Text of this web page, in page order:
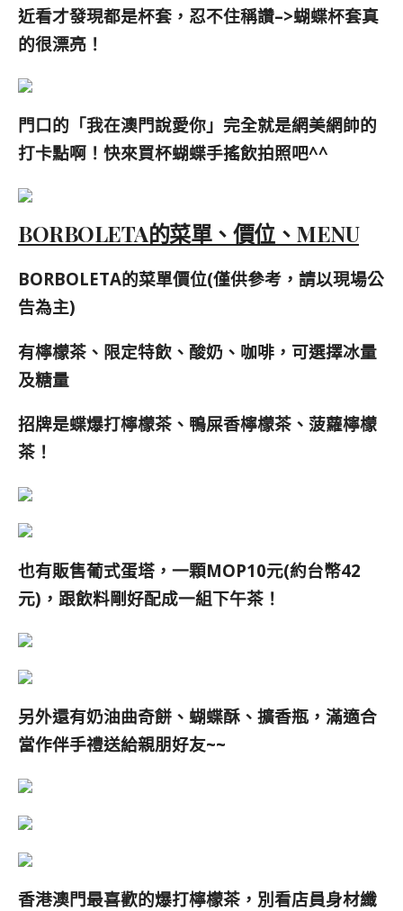
近看才發現都是杯套，忍不住稱讚–>蝴蝶杯套真
的很漂亮！
門口的「我在澳門說愛你」完全就是網美網帥的
打卡點啊！快來買杯蝴蝶手搖飲拍照吧^^
BORBOLETA的菜單、價位、MENU
BORBOLETA的菜單價位(僅供參考，請以現場公
告為主)
有檸檬茶、限定特飲、酸奶、咖啡，可選擇冰量
及糖量
招牌是蝶爆打檸檬茶、鴨屎香檸檬茶、菠蘿檸檬
茶 ！
也有販售葡式蛋塔，一顆MOP10元(約台幣42
元)，跟飲料剛好配成一組下午茶！
另外還有奶油曲奇餅、蝴蝶酥、擴香瓶，滿適合
當作伴手禮送給親朋好友~~
香港澳門最喜歡的爆打檸檬茶，別看店員身材纖